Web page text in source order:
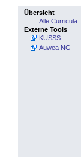
Übersicht
Alle Curricula
Externe Tools
KUSSS
Auwea NG